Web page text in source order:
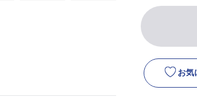
お気